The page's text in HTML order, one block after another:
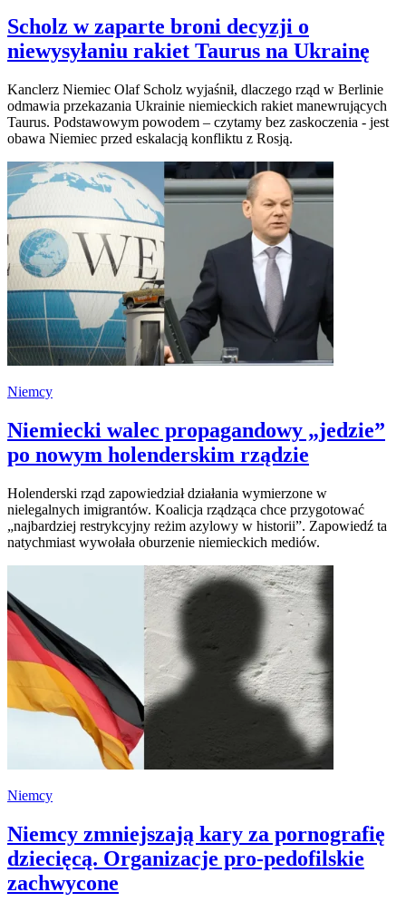
Scholz w zaparte broni decyzji o
niewysyłaniu rakiet Taurus na Ukrainę
Kanclerz Niemiec Olaf Scholz wyjaśnił, dlaczego rząd w Berlinie
odmawia przekazania Ukrainie niemieckich rakiet manewrujących
Taurus. Podstawowym powodem – czytamy bez zaskoczenia - jest
obawa Niemiec przed eskalacją konfliktu z Rosją.
Niemcy
Niemiecki walec propagandowy „jedzie”
po nowym holenderskim rządzie
Holenderski rząd zapowiedział działania wymierzone w
nielegalnych imigrantów. Koalicja rządząca chce przygotować
„najbardziej restrykcyjny reżim azylowy w historii”. Zapowiedź ta
natychmiast wywołała oburzenie niemieckich mediów.
Niemcy
Niemcy zmniejszają kary za pornografię
dziecięcą. Organizacje pro-pedofilskie
zachwycone